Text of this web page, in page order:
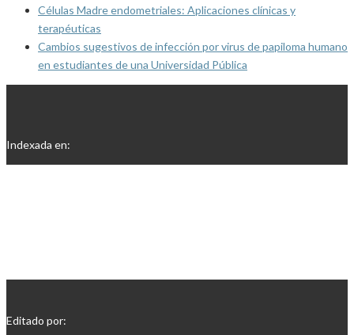
Células Madre endometriales: Aplicaciones clínicas y
terapéuticas
Cambios sugestivos de infección por virus de papiloma humano
en estudiantes de una Universidad Pública
Indexada en:
Editado por: